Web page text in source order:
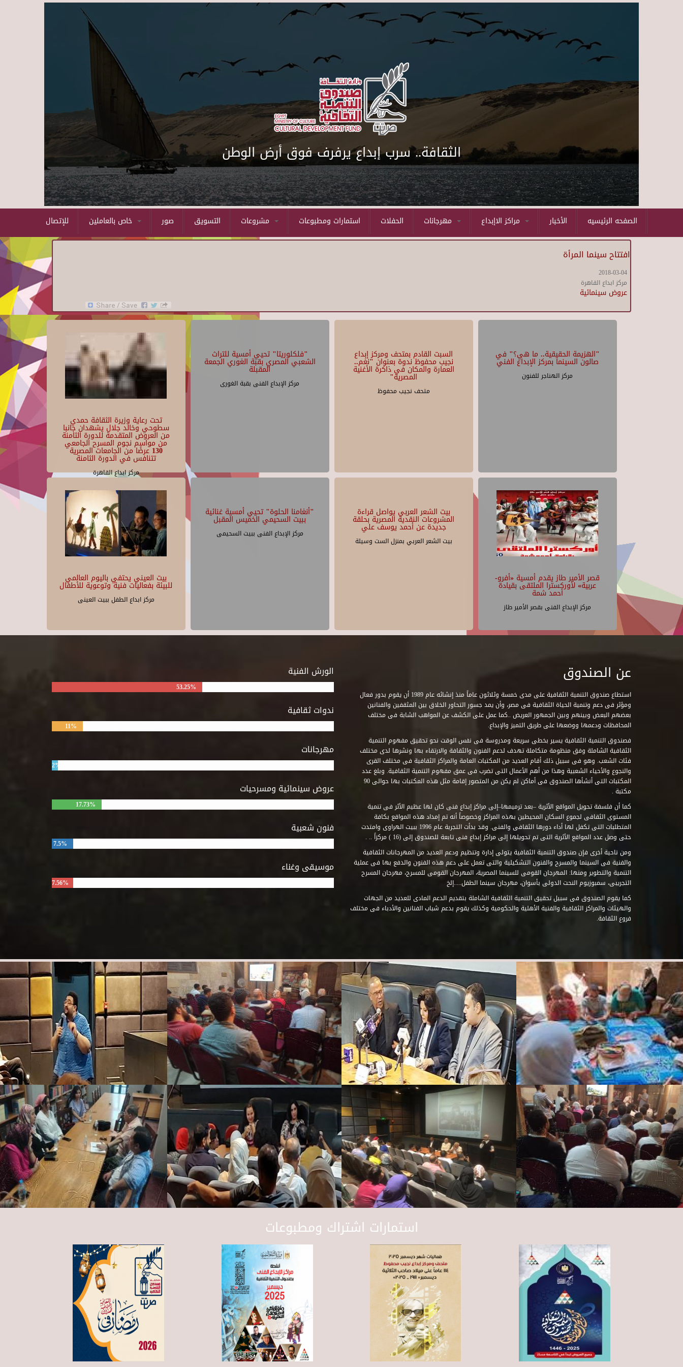
Skip to main content
الثقافة.. سرب إبداع يرفرف فوق أرض الوطن
للإتصال صور التسويق استمارات ومطبوعات الحفلات الأخبار الصفحه الرئيسيه
افتتاح سينما المرأة
2018-03-04
مركز ابداع القاهرة
عروض سينمائية
تحت رعاية وزيرة الثقافة حمدي
سطوحي وخالد جلال يشهدان جانبا
من العروض المتقدمة للدورة الثامنة
من مواسم نجوم المسرح الجامعي
130 عرضًا من الجامعات المصرية
تتنافس في الدورة الثامنة
مركز ابداع القاهرة
"فلكلوريتا" تحيي أمسية للتراث
الشعبي المصري بقبة الغوري الجمعة
المقبلة
مركز الإبداع الفنى بقبة الغورى
السبت القادم بمتحف ومركز إبداع
نجيب محفوظ ندوة بعنوان "نغم..
العمارة والمكان في ذاكرة الأغنية
المصرية"
متحف نجيب محفوظ
"الهزيمة الحقيقية.. ما هي؟" في
صالون السينما بمركز الإبداع الفني
مركز الهناجر للفنون
بيت العيني يحتفي باليوم العالمي
للبيئة بفعاليات فنية وتوعوية للأطفال
مركز ابداع الطفل ببيت العينى
"أنغامنا الحلوة" تحيي أمسية غنائية
ببيت السحيمي الخميس المقبل
مركز الإبداع الفنى ببيت السحيمى
بيت الشعر العربي يواصل قراءة
المشروعات النقدية المصرية بحلقة
جديدة عن أحمد يوسف علي
بيت الشعر العربي بمنزل الست وسيلة
قصر الأمير طاز يقدم أمسية «أفرو-
عربية» لأوركسترا الملتقى بقيادة
أحمد شمة
مركز الإبداع الفنى بقصر الأمير طاز
الورش الفنية
53.25%
ندوات ثقافية
11%
مهرجانات
2%
عروض سينمائية ومسرحيات
17.73%
فنون شعبية
7.5%
موسيقى وغناء
7.56%
عن الصندوق
استطاع صندوق التنمية الثقافية على مدى خمسة وثلاثون عاماً منذ إنشائه عام 1989 أن يقوم بدور فعال
ومؤثر فى دعم وتنمية الحياة الثقافية فى مصر، وأن يمد جسور التحاور الخلاق بين المثقفين والفنانين
بعضهم البعض وبينهم وبين الجمهور العريض ..كما عمل على الكشف عن المواهب الشابة فى مختلف
المحافظات ودعمها ووضعها على طريق التميز والإبداع.
فصندوق التنمية الثقافية يسير بخطى سريعة ومدروسة فى نفس الوقت نحو تحقيق مفهوم التنمية
الثقافية الشاملة وفق منظومة متكاملة تهدف لدعم الفنون والثقافة والارتقاء بها ونشرها لدى مختلف
فئات الشعب. وهو فى سبيل ذلك أقام العديد من المكتبات العامة والمراكز الثقافية فى مختلف القرى
والنجوع والأحياء الشعبية وهذا من أهم الأعمال التى تضرب فى عمق مفهوم التنمية الثقافية. وبلغ عدد
المكتبات التى أنشأها الصندوق فى أماكن لم يكن من المتصور إقامة مثل هذه المكتبات بها حوالى 90
مكتبة .
كما أن فلسفة تحويل المواقع الأثرية –بعد ترميمها–إلى مراكز إبداع فنى كان لها عظيم الأثر فى تنمية
المستوى الثقافى لجموع السكان المحيطين بهذه المراكز وخصوصاً أنه تم إمداد هذه المواقع بكافة
المتطلبات التى تكفل لها أداء دورها الثقافى والفنى. وقد بدأت التجربة عام 1996 ببيت الهراوى وامتدت
حتى وصل عدد المواقع الأثرية التى تم تحويلها إلى مراكز إبداع فنى تابعة للصندوق إلى (16 ) مركزاً .. .
ومن ناحية أخرى فإن صندوق التنمية الثقافية يتولى إدارة وتنظيم ودعم العديد من المهرجانات الثقافية
والفنية فى السينما والمسرح والفنون التشكيلية والتى تعمل على دعم هذه الفنون والدفع بها فى عملية
التنمية والتطوير ومنها: المهرجان القومى للسينما المصرية، المهرجان القومى للمسرح، مهرجان المسرح
التجريبى، سمبوزيوم النحت الدولى بأسوان، مهرجان سينما الطفل.....إلخ
كما يقوم الصندوق فى سبيل تحقيق التنمية الثقافية الشاملة بتقديم الدعم المادى للعديد من الجهات
والهيئات والمراكز الثقافية والفنية الأهلية والحكومية وكذلك يقوم بدعم شباب الفنانين والأدباء فى مختلف
فروع الثقافة.
استمارات اشتراك ومطبوعات